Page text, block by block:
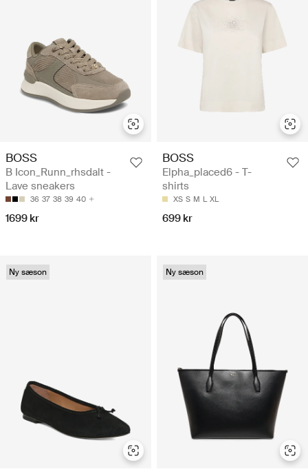
BOSS
B Icon_Runn_rhsdalt -
Lave sneakers
36 37 38 39 40
1699 kr
BOSS
Elpha_placed6 - T-
shirts
XS S M L XL
699 kr
Ny sæson Ny sæson